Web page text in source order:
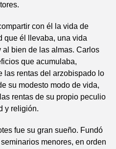
con él la vida de
que él llevaba, una vida
bien de las almas. Carlos
que acumulaba,
las rentas del arzobispado lo
su modesto modo de vida,
rentas de su propio peculio
y religión.
fue su gran sueño. Fundó
menores, en orden